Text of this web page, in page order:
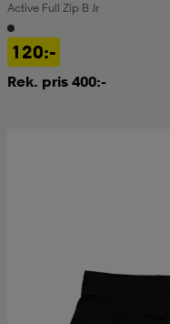
Active Full Zip B Jr
120:-
Rek. pris 400:-